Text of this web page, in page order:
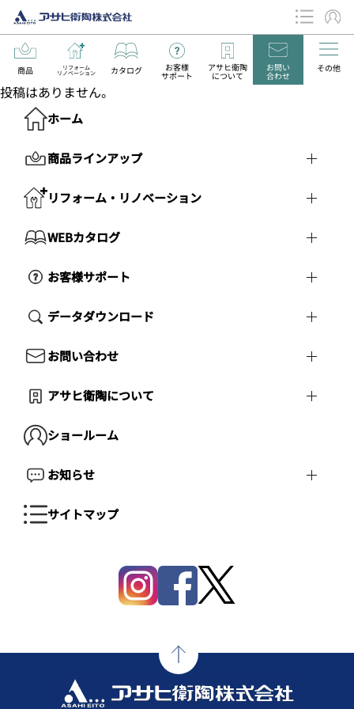
商品 リフォーム
リノベーション カタログ お客様
サポート
アサヒ衛陶
について
お問い
合わせ
その他
投稿はありません。
ホーム
商品ラインアップ
リフォーム・リノベーション
WEBカタログ
お客様サポート
データダウンロード
お問い合わせ
アサヒ衛陶について
ショールーム
お知らせ
サイトマップ